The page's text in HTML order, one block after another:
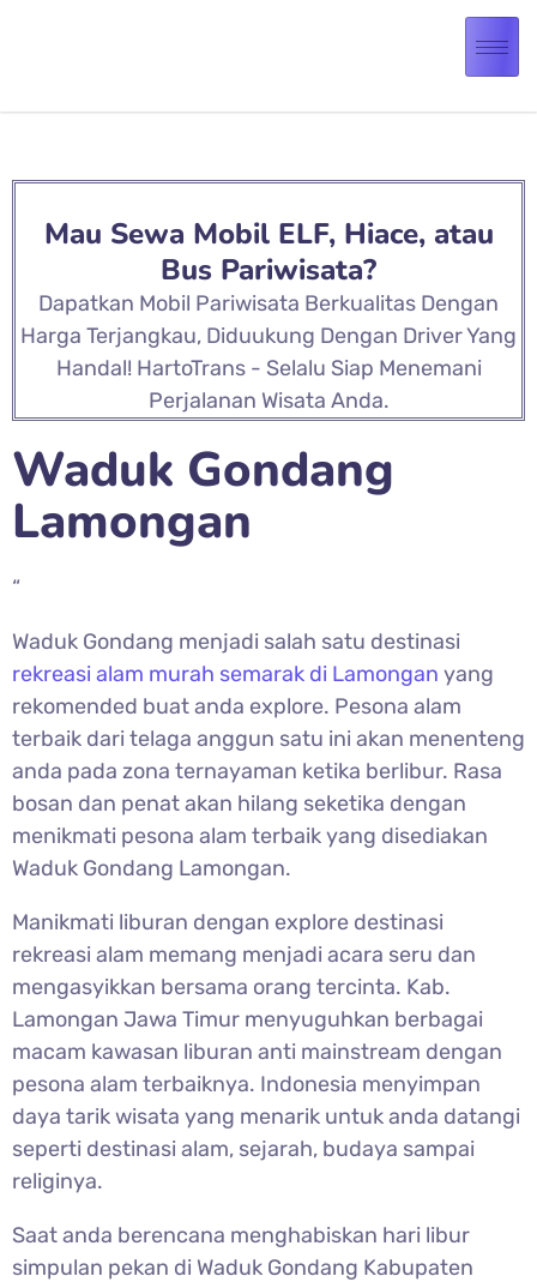
Mau Sewa Mobil ELF, Hiace, atau
Bus Pariwisata?
Dapatkan Mobil Pariwisata Berkualitas Dengan
Harga Terjangkau, Diduukung Dengan Driver Yang
Handal! HartoTrans - Selalu Siap Menemani
Perjalanan Wisata Anda.
Waduk Gondang
Lamongan
“
Waduk Gondang menjadi salah satu destinasi
rekreasi alam murah semarak di Lamongan yang
rekomended buat anda explore. Pesona alam
terbaik dari telaga anggun satu ini akan menenteng
anda pada zona ternayaman ketika berlibur. Rasa
bosan dan penat akan hilang seketika dengan
menikmati pesona alam terbaik yang disediakan
Waduk Gondang Lamongan.
Manikmati liburan dengan explore destinasi
rekreasi alam memang menjadi acara seru dan
mengasyikkan bersama orang tercinta. Kab.
Lamongan Jawa Timur menyuguhkan berbagai
macam kawasan liburan anti mainstream dengan
pesona alam terbaiknya. Indonesia menyimpan
daya tarik wisata yang menarik untuk anda datangi
seperti destinasi alam, sejarah, budaya sampai
religinya.
Saat anda berencana menghabiskan hari libur
simpulan pekan di Waduk Gondang Kabupaten